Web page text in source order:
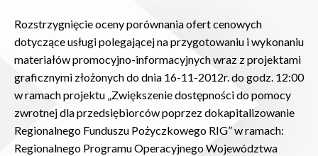
Rozstrzygnięcie oceny porównania ofert cenowych
dotyczące usługi polegającej na przygotowaniu i wykonaniu
materiałów promocyjno-informacyjnych wraz z projektami
graficznymi złożonych do dnia 16-11-2012r. do godz. 12:00
w ramach projektu „Zwiększenie dostępności do pomocy
zwrotnej dla przedsiębiorców poprzez dokapitalizowanie
Regionalnego Funduszu Pożyczkowego RIG” w ramach:
Regionalnego Programu Operacyjnego Województwa